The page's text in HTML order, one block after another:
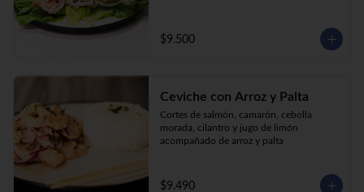
$9.500
Ceviche con Arroz y Palta
Cortes de salmón, camarón, cebolla
morada, cilantro y jugo de limón
acompañado de arroz y palta
$9.490